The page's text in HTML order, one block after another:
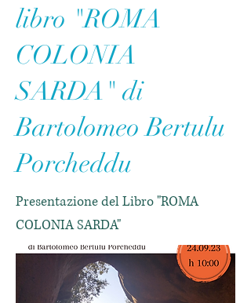
libro "ROMA
COLONIA
SARDA" di
Bartolomeo Bertulu
Porcheddu
Presentazione del Libro "ROMA
COLONIA SARDA"